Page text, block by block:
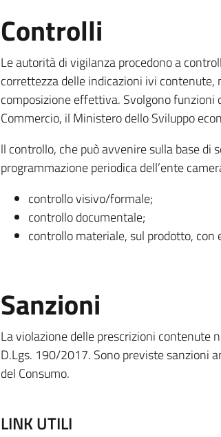
Controlli
Le autorità di vigilanza procedono a
correttezza delle indicazioni ivi
composizione effettiva. Svolgono funzioni
Commercio, il Ministero dello Sviluppo
ll controllo, che può avvenire sulla base di
programmazione periodica dell’ente
controllo visivo/formale;
controllo documentale;
controllo materiale, sul prodotto, con
Sanzioni
La violazione delle prescrizioni
D.Lgs. 190/2017. Sono previste sanzioni
del Consumo.
LINK UTILI